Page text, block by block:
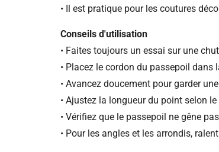
• Il est pratique pour les coutures
Conseils d'utilisation
• Faites toujours un essai sur une
• Placez le cordon du passepoil dans
• Avancez doucement pour garder
• Ajustez la longueur du point selon
• Vérifiez que le passepoil ne gêne
• Pour les angles et les arrondis,